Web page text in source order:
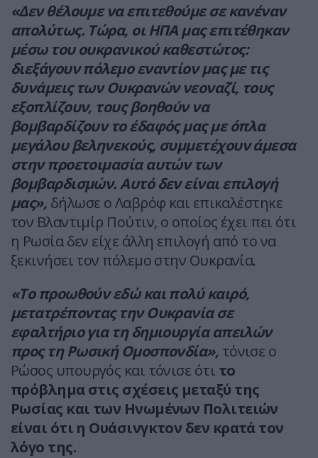
«Δεν θέλουμε να επιτεθούμε σε κανέναν
απολύτως. Τώρα, οι ΗΠΑ μας επιτέθηκαν
μέσω του ουκρανικού καθεστώτος:
διεξάγουν πόλεμο εναντίον μας με τις
δυνάμεις των Ουκρανών νεοναζί, τους
εξοπλίζουν, τους βοηθούν να
βομβαρδίζουν το έδαφός μας με όπλα
μεγάλου βεληνεκούς, συμμετέχουν άμεσα
στην προετοιμασία αυτών των
βομβαρδισμών. Αυτό δεν είναι επιλογή
μας», δήλωσε ο Λαβρόφ και επικαλέστηκε
τον Βλαντιμίρ Πούτιν, ο οποίος έχει πει ότι
η Ρωσία δεν είχε άλλη επιλογή από το να
ξεκινήσει τον πόλεμο στην Ουκρανία.
«Το προωθούν εδώ και πολύ καιρό,
μετατρέποντας την Ουκρανία σε
εφαλτήριο για τη δημιουργία απειλών
προς τη Ρωσική Ομοσπονδία», τόνισε ο
Ρώσος υπουργός και τόνισε ότι το
πρόβλημα στις σχέσεις μεταξύ της
Ρωσίας και των Ηνωμένων Πολιτειών
είναι ότι η Ουάσινγκτον δεν κρατά τον
λόγο της.